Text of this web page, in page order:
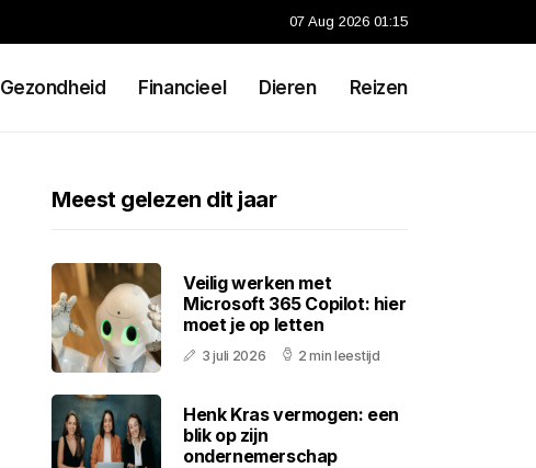
07 Aug 2026 01:15
Gezondheid Financieel Dieren Reizen
Meest gelezen dit jaar
Veilig werken met
Microsoft 365 Copilot: hier
moet je op letten
3 juli 2026 2 min leestijd
Henk Kras vermogen: een
blik op zijn
ondernemerschap